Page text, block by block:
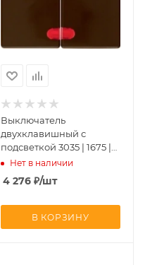
Выключатель
двухклавишный с
подсветкой 3035 | 1675 |
14370001 Berker
Нет в наличии
4 276₽/шт
В КОРЗИНУ